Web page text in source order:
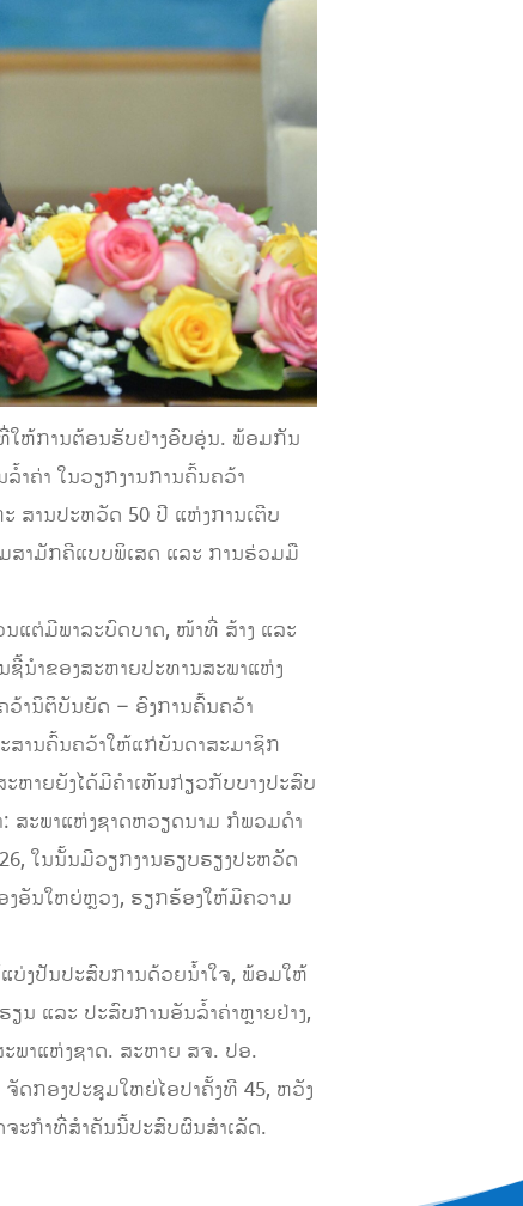
ໃຫ້​ການ​ຕ້ອນ​ຮັບ​​ຢ່າງ​ອົບ​ອຸ່ນ. ພ້ອມ​ກັນ​
ຄ່າ ​ໃນ​ວຽກງານການ​ຄົ້ນ​ຄວ້າ​
ສານປະຫວັດ 50 ປີ ແຫ່ງ​ການ​ເຕີບ
ສາມັກຄີ​ແບບ​ພິ​ເສດ ​ແລະ ການ​ຮ່ວມ​ມື​
ແຕ່​ມີ​ພາລະບົດບາດ, ໜ້າ​ທີ່ ສ້າງ ​ແລະ
ນຳ​ຂອງ​ສະຫາຍປະທານ​ສະພາ​ແຫ່ງ​
ວ້າ​ນິຕິບັນຍັດ – ອົງການ​ຄົ້ນຄວ້າ​
ານຄົ້ນຄວ້າໃຫ້ແກ່ບັນດາສະມາຊິກ
ຫາຍຍັງໄດ້ມີ​ຄຳ​ເຫັນ​ກ່ຽວ​ກັບ​ບາງ​ປະສົບ​
ສະພາ​ແຫ່ງ​ຊາດຫວຽດນາມ ກໍພວມ​ດຳ​
ໃນນັ້ນມີວຽກງານ​ຮຽບຮຽງ​ປະ​ຫວັດ​
ງ​ອັນ​ໃຫຍ່​ຫຼວງ, ຮຽກຮ້ອງ​ໃຫ້​ມີ​ຄວາມ​
ບ່ງປັນປະສົບການດ້ວຍ​ນ້ຳ​ໃຈ,​ ພ້ອມໃຫ້
ນ ​ແລະ ປະສົບ​ການ​ອັນ​ລ້ຳ​ຄ່າ​ຫຼາຍ​ຢ່າງ,
ພາ​ແຫ່ງ​ຊາດ. ສະຫາຍ ສຈ. ປອ.
ຈັດ​ກອງ​ປະຊຸມ​ໃຫຍ່ໄອປາຄັ້ງ​ທີ 45, ​ຫວັງ​
ະກໍາ​ທີ່​ສໍາ​ຄັນ​ນີ້​ປະສົບ​ຜົນ​ສໍາ​ເລັດ​.